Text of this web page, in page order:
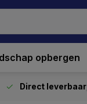
opbergen
Direct leverbaar